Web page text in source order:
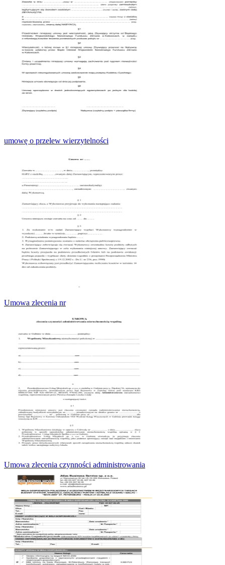
umowę o przelew wierzytelności
Umowa zlecenia nr
Umowa zlecenia czynności administrowania